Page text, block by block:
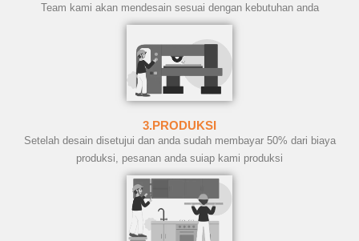
Team kami akan mendesain sesuai dengan kebutuhan anda
3.PRODUKSI
Setelah desain disetujui dan anda sudah membayar 50% dari biaya
produksi, pesanan anda suiap kami produksi